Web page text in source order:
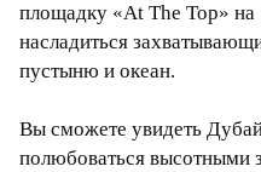
площадку «At The Top»
насладиться
пустыню и океан.
Вы сможете увидеть
полюбоваться высотными